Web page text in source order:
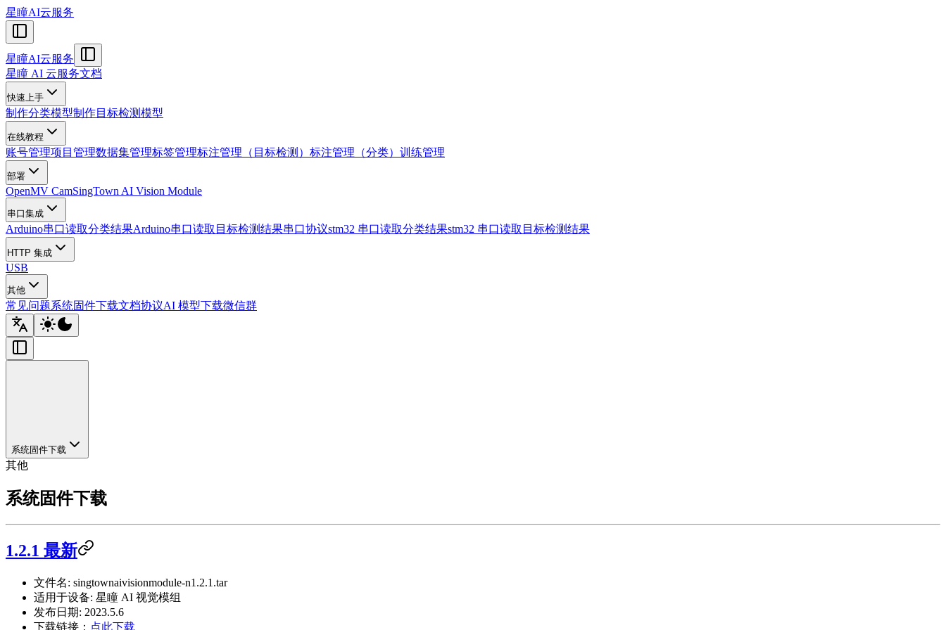
星瞳AI云服务
星瞳AI云服务
星瞳 AI 云服务文档
快速上手
制作分类模型制作目标检测模型
在线教程
账号管理项目管理数据集管理标签管理标注管理（目标检测） 标注管理（分类） 训练管理
部署
OpenMV CamSingTown AI Vision Module
串口集成
Arduino串口读取分类结果Arduino串口读取目标检测结果串口协议stm32 串口读取分类结果stm32 串口读取目标检测结果
HTTP 集成
USB
其他
常见问题系统固件下载文档协议AI 模型下载微信群
系统固件下载
其他
系统固件下载
1.2.1 最新
文件名: singtownaivisionmodule-n1.2.1.tar
适用于设备: 星瞳 AI 视觉模组
发布日期: 2023.5.6
下载链接： 点此下载